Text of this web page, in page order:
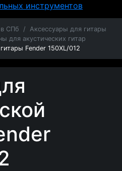
инструментов
СПб
Аксессуары для гитары
для акустических гитар
Fender 150XL/012